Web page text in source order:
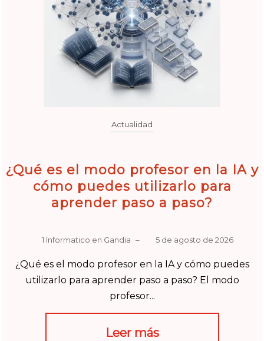
Actualidad
¿Qué es el modo profesor en la IA y
cómo puedes utilizarlo para
aprender paso a paso?
1 Informatico en Gandia – 5 de agosto de 2026
¿Qué es el modo profesor en la IA y cómo puedes
utilizarlo para aprender paso a paso? El modo
profesor...
Leer más